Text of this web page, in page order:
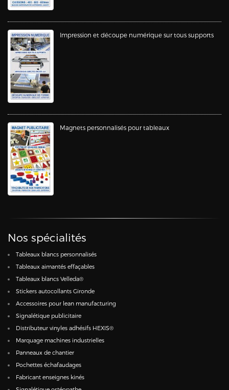
Impression et découpe numérique sur tous supports
Magnets personnalisés pour tableaux
Nos spécialités
Tableaux blancs personnalisés
Tableaux aimantés effaçables
Tableaux blancs Velleda®
Stickers autocollants Gironde
Accessoires pour lean manufacturing
Signalétique publicitaire
Distributeur vinyles adhésifs HEXIS®
Marquage machines industrielles
Panneaux de chantier
Pochettes échafaudages
Fabricant enseignes kinés